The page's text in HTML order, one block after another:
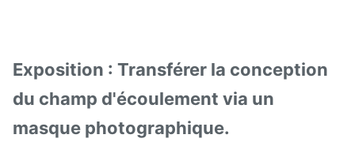
ALLIAGES DE
CUIVRE
et
dégraisser
métalliques.
700 mm x
Exposition : Transférer la conception
du champ d'écoulement via un
masque photographique.